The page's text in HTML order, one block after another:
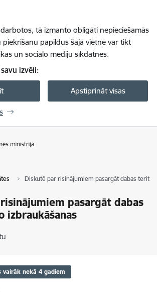
tā izmanto obligāti nepieciešamās
piekrišanu papildus šajā vietnē var tikt
un sociālo mediju sīkdatnes.
izvēli:
Apstiprināt visas
Diskutē par risinājumiem pasargāt dabas
pasargāt dabas
izbraukāšanas
vairāk nekā 4 gadiem